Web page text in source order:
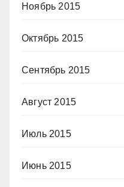
Ноябрь 2015
Октябрь 2015
Сентябрь 2015
Август 2015
Июль 2015
Июнь 2015